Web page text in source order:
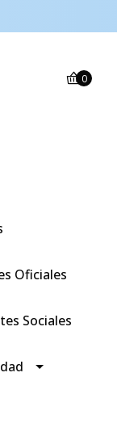
0
Oficiales
Sociales